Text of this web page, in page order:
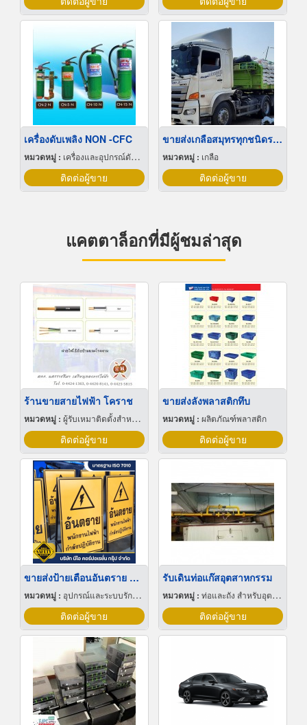
เครื่องดับเพลิง NON -CFC
หมวดหมู่ : เครื่องและอุปกรณ์ดับเพลิง
ติดต่อผู้ขาย
ขายส่งเกลือสมุทรทุกชนิดราคาถูก
หมวดหมู่ : เกลือ
ติดต่อผู้ขาย
แคตตาล็อกที่มีผู้ชมล่าสุด
ร้านขายสายไฟฟ้า โคราช
หมวดหมู่ : ผู้รับเหมาติดตั้งสำหรับบ้านและโรงงานไฟฟ้า
ติดต่อผู้ขาย
ขายส่งลังพลาสติกทึบ
หมวดหมู่ : ผลิตภัณฑ์พลาสติก
ติดต่อผู้ขาย
ขายส่งป้ายเตือนอันตราย นนทบุรี
หมวดหมู่ : อุปกรณ์และระบบรักษาความปลอดภัย
ติดต่อผู้ขาย
รับเดินท่อแก๊สอุตสาหกรรม
หมวดหมู่ : ท่อและถัง สำหรับอุตสาหกรรมและเวชกรรมแก๊ส
ติดต่อผู้ขาย